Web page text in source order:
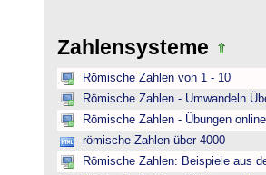
Zahlensysteme
Römische Zahlen von 1 - 10
Römische Zahlen - Umwandeln
Römische Zahlen - Übungen online
römische Zahlen über 4000
Römische Zahlen: Beispiele aus